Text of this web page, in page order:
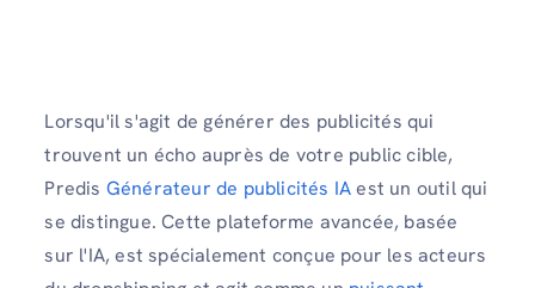
Lorsqu'il s'agit de générer des publicités qui
trouvent un écho auprès de votre public cible,
Predis Générateur de publicités IAest un outil qui
se distingue. Cette plateforme avancée, basée
sur l'IA, est spécialement conçue pour les acteurs